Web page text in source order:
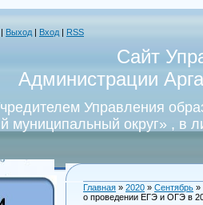
Выход Вход RSS
Сайт
Администрации
Управления
муниципальный округ» , в
Главная » 2020 » Сентябрь »
о проведении ЕГЭ и ОГЭ в